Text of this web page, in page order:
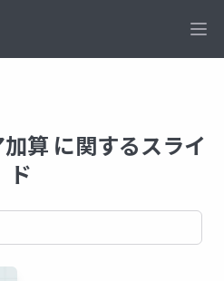
算 に関するスライ
ド